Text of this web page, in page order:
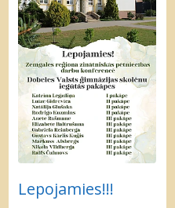
Lepojamies!!!